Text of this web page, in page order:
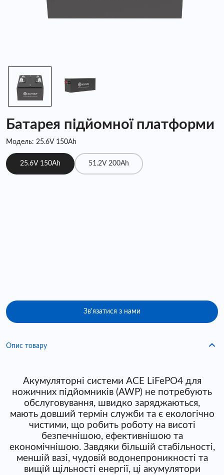
Батарея підйомної платформи
Модель: 25.6V 150Ah
25.6V 150Ah 51.2V 200Ah
Зв'язатися з нами
Опис товару
Акумуляторні системи ACE LiFePO4 для
ножичних підйомників (AWP) не потребують
обслуговування, швидко заряджаються,
мають довший термін служби та є екологічно
чистими, що робить роботу на висоті
безпечнішою, ефективнішою та
економічнішою. ​​Завдяки більшій стабільності,
меншій вазі, чудовій водонепроникності та
вищій щільності енергії, ці акумулятори